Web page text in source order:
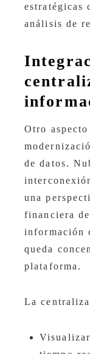
estratégicas
análisis de
Otro
de datos.
una
financiera
información
queda
plataforma.
La